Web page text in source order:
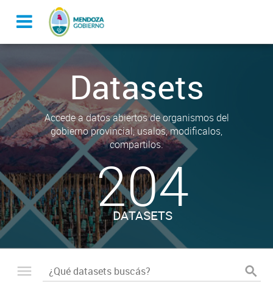
Datasets
Accede a datos abiertos de organismos del
gobierno provincial, usalos, modificalos,
compartilos.
204
DATASETS